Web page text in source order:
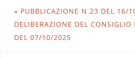
« PUBBLICAZIONE N.23 DEL 16/
DELIBERAZIONE DEL
DEL 07/10/2025